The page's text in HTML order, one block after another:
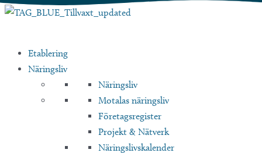
Hoppa
Etablering
Näringsliv
Näringsliv
Motalas näringsliv
Företagsregister
Projekt & Nätverk
Näringslivskalender